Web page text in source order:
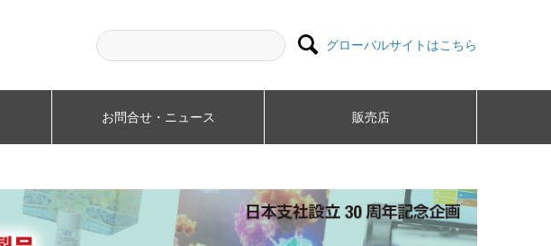
 グローバルサイトはこちら
お問合せ・ニュース​ 販売店